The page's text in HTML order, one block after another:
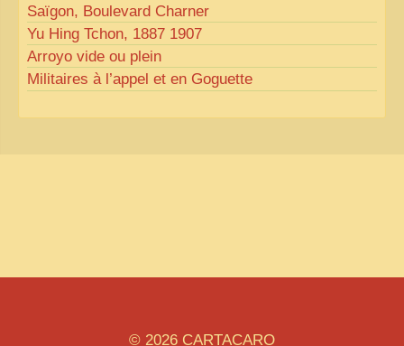
Saïgon, Boulevard Charner
Yu Hing Tchon, 1887 1907
Arroyo vide ou plein
Militaires à l’appel et en Goguette
© 2026 CARTACARO